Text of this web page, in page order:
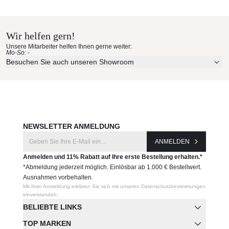
(Polyethylen- und Polyestermischung), Futter aus
Polyesterfaser mit wasserabweisender Beschichtung
Sitzhöhe: 42 cm
Hersteller:
B&B Italia
Erleben Sie unsere Stoffe und Materialien ganz in Ruhe in
Ihren eigenen vier Wänden.
Aktuelle Originalstoffe des Herstellers
Wir helfen gern!
Unsere Mitarbeiter helfen Ihnen gerne weiter:
Mo-So: -
Besuchen Sie auch unseren Showroom
BELIEBTE LINKS
TOP MARKEN
NEWSLETTER ANMELDUNG
ANMELDEN
Anmelden und 11% Rabatt auf Ihre erste Bestellung erhalten.*
*Abmeldung jederzeit möglich. Einlösbar ab 1.000 € Bestellwert.
Ausnahmen vorbehalten.
Mit Ihrer Anmeldung erklären Sie sich mit unseren Datenschutzbestimmungen
einverstanden.